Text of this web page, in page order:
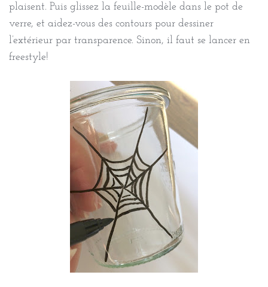
plaisent. Puis glissez la feuille-modèle dans le pot de
verre, et aidez-vous des contours pour dessiner
l’extérieur par transparence. Sinon, il faut se lancer en
freestyle!